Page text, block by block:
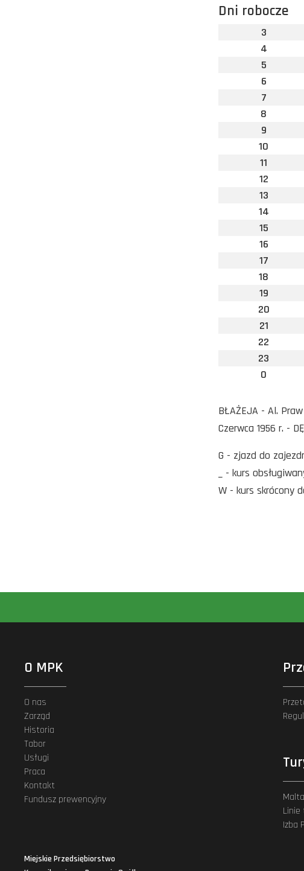
Dni robocze
3
4
5
6
7
8
9
10
11
12
13
14
15
16
17
18
19
20
21
22
23
0
BŁAŻEJA - Al.
Czerwca 1956 r. -
G - zjazd do
_ - kurs
W - kurs skrócony
O MPK
O nas
Zarząd
Historia
Tabor
Usługi
Praca
Kontakt
Fundusz prewencyjny
Izba
Miejskie Przedsiębiorstwo